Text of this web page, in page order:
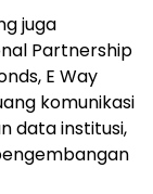
juga
Partnership
E Way
komunikasi
data institusi,